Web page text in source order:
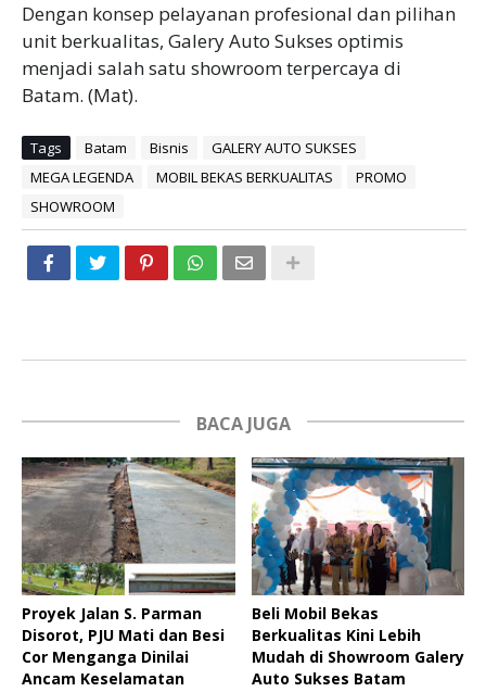
‎Dengan konsep pelayanan profesional dan pilihan
unit berkualitas, Galery Auto Sukses optimis
menjadi salah satu showroom terpercaya di
Batam. (Mat).
Tags Batam Bisnis
GALERY AUTO SUKSES
MEGA LEGENDA
MOBIL BEKAS BERKUALITAS
PROMO
SHOWROOM
BACA JUGA
Proyek Jalan S. Parman
Disorot, PJU Mati dan Besi
Cor Menganga Dinilai
Ancam Keselamatan
Beli Mobil Bekas
Berkualitas Kini Lebih
Mudah di Showroom Galery
Auto Sukses Batam